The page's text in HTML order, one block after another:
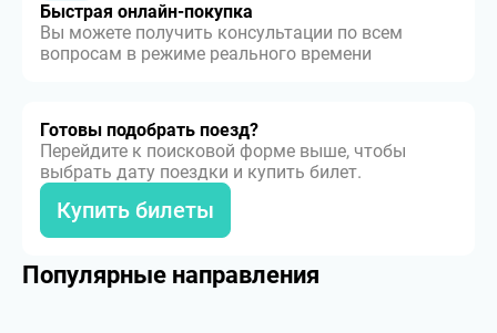
Быстрая онлайн-покупка
Вы можете получить консультации по всем
вопросам в режиме реального времени
Готовы подобрать поезд?
Перейдите к поисковой форме выше, чтобы
выбрать дату поездки и купить билет.
Купить билеты
Популярные направления